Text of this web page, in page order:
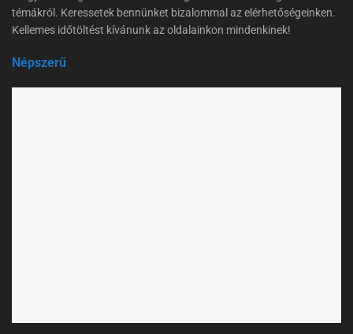
témákról. Keressetek bennünket bizalommal az elérhetőségeinken.
Kellemes időtöltést kívánunk az oldalainkon mindenkinek!
Népszerű